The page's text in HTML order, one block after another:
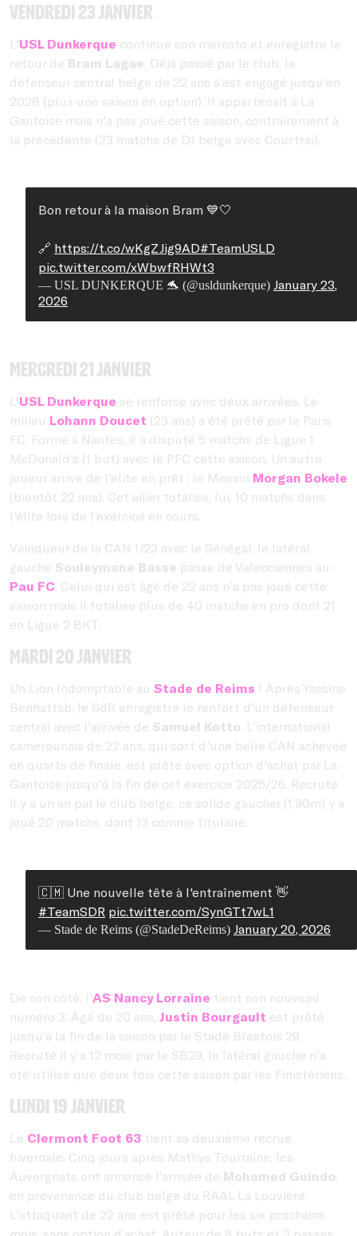
Vendredi 23 janvier
L'USL Dunkerque continue son mercato et enregistre le
retour de Bram Lagae. Déjà passé par le club, le
défenseur central belge de 22 ans s'est engagé jusqu'en
2028 (plus une saison en option). Il appartenait à La
Gantoise mais n'a pas joué cette saison, contrairement à
la précédente (23 matchs de D1 belge avec Courtrai).
Bon retour à la maison Bram 💙🤍
🔗 https://t.co/wKgZJig9AD#TeamUSLD
pic.twitter.com/xWbwfRHWt3
— USL DUNKERQUE 🐬 (@usldunkerque) January 23,
2026
Mercredi 21 janvier
L'USL Dunkerque se renforce avec deux arrivées. Le
milieu Lohann Doucet (23 ans) a été prêté par le Paris
FC. Formé à Nantes, il a disputé 5 matchs de Ligue 1
McDonald's (1 but) avec le PFC cette saison. Un autre
joueur arrive de l'élite en prêt : le Messin Morgan Bokele
(bientôt 22 ans). Cet ailier totalise, lui, 10 matchs dans
l'élite lors de l'exercice en cours.
Vainqueur de la CAN U23 avec le Sénégal, le latéral
gauche Souleymane Basse passe de Valenciennes au
Pau FC. Celui qui est âgé de 22 ans n'a pas joué cette
saison mais il totalise plus de 40 matchs en pro dont 21
en Ligue 2 BKT.
MArdi 20 janvier
Un Lion Indomptable au Stade de Reims ! Après Yassine
Benhattab, le SdR enregistre le renfort d'un défenseur
central avec l'arrivée de Samuel Kotto. L'international
camerounais de 22 ans, qui sort d'une belle CAN achevée
en quarts de finale, est prêté avec option d'achat par La
Gantoise jusqu'à la fin de cet exercice 2025/26. Recruté
il y a un an par le club belge, ce solide gaucher (1,90m) y a
joué 20 matchs, dont 13 comme titulaire.
🇨🇲 Une nouvelle tête à l'entraînement 👋
#TeamSDR pic.twitter.com/SynGTt7wL1
— Stade de Reims (@StadeDeReims) January 20, 2026
De son côté, l'AS Nancy Lorraine tient son nouveau
numéro 3. Âgé de 20 ans, Justin Bourgault est prêté
jusqu’à la fin de la saison par le Stade Brestois 29.
Recruté il y a 12 mois par le SB29, le latéral gauche n'a
été utilisé que deux fois cette saison par les Finistériens.
Lundi 19 janvier
Le Clermont Foot 63 tient sa deuxième recrue
hivernale. Cinq jours après Mathys Tourraine, les
Auvergnats ont annoncé l’arrivée de Mohamed Guindo,
en provenance du club belge du RAAL La Louvière.
L'attaquant de 22 ans est prêté pour les six prochains